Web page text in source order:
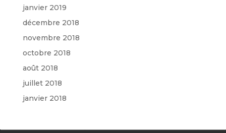
janvier 2019
décembre 2018
novembre 2018
octobre 2018
août 2018
juillet 2018
janvier 2018